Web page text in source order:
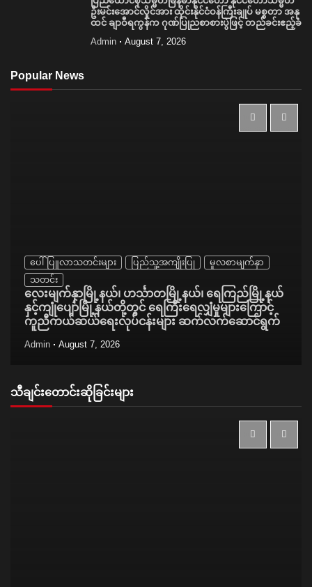
ဦးမင်းအောင်လှိုင်အား ထိုင်းနိုင်ငံဝန်ကြီးချုပ် မစ္စတာ အနု
ထင် ချာဝီရကွန်က ဂုဏ်ပြုညစာစားပွဲဖြင့် တည်ခင်းဧည့်ခံ
Admin August 7, 2026
Popular News
ပေါ်ပြူလာသတင်းများ ပြည်သူ့အကျိုးပြု
မူလစာမျက်နှာ
သတင်း
လေးမျက်နှာမြို့နယ်၊ ဟင်္သာတမြို့နယ်၊ ရေကြည်မြို့နယ်
နှင့်ကျုံပျော်မြို့နယ်တို့တွင် ရေကြီးရေလျှံမှုများကြောင့်
ကူညီကယ်ဆယ်ရေးလုပ်ငန်းများ ဆက်လက်ဆောင်ရွက်
Admin August 7, 2026
သီချင်းတောင်းဆိုခြင်းများ